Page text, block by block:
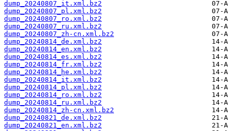
dump_20240807_it.xml.bz2
dump_20240807_pl.xml.bz2
dump_20240807_ro.xml.bz2
dump_20240807_ru.xml.bz2
dump_20240807_zh-cn.xml.bz2
dump_20240814_de.xml.bz2
dump_20240814_en.xml.bz2
dump_20240814_es.xml.bz2
dump_20240814_fr.xml.bz2
dump_20240814_he.xml.bz2
dump_20240814_it.xml.bz2
dump_20240814_pl.xml.bz2
dump_20240814_ro.xml.bz2
dump_20240814_ru.xml.bz2
dump_20240814_zh-cn.xml.bz2
dump_20240821_de.xml.bz2
dump_20240821_en.xml.bz2